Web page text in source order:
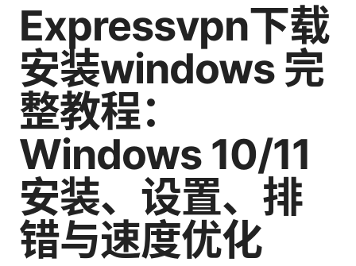
Expressvpn下载
安装windows 完
整教程：
Windows 10/11
安装、设置、排
错与速度优化